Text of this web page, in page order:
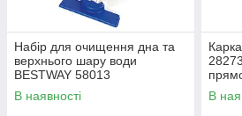
Набір для очищення дна та
верхнього шару води
BESTWAY 58013
В наявності
В